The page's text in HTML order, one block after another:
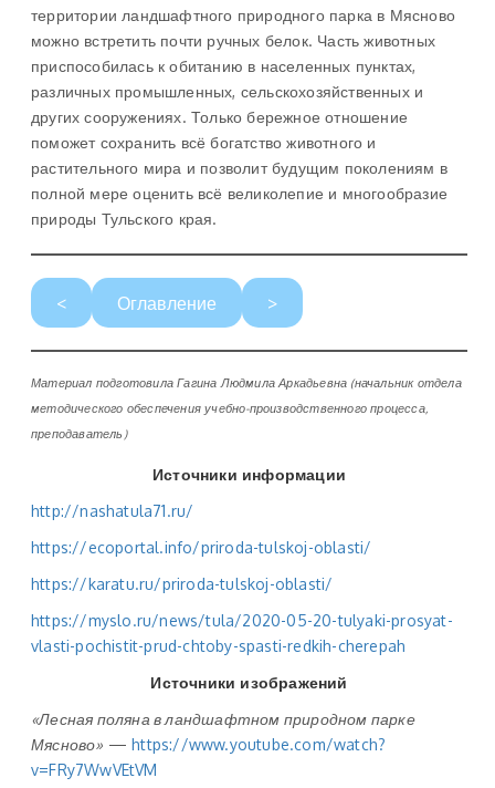
территории ландшафтного природного парка в Мясново
можно встретить почти ручных белок. Часть животных
приспособилась к обитанию в населенных пунктах,
различных промышленных, сельскохозяйственных и
других сооружениях. Только бережное отношение
поможет сохранить всё богатство животного и
растительного мира и позволит будущим поколениям в
полной мере оценить всё великолепие и многообразие
природы Тульского края.
< Оглавление >
Материал подготовила Гагина Людмила Аркадьевна (начальник отдела
методического обеспечения учебно-производственного процесса,
преподаватель)
Источники информации
http://nashatula71.ru/
https://ecoportal.info/priroda-tulskoj-oblasti/
https://karatu.ru/priroda-tulskoj-oblasti/
https://myslo.ru/news/tula/2020-05-20-tulyaki-prosyat-
vlasti-pochistit-prud-chtoby-spasti-redkih-cherepah
Источники изображений
«Лесная поляна в ландшафтном природном парке
Мясново» —https://www.youtube.com/watch?
v=FRy7WwVEtVM